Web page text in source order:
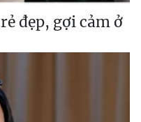
đẹp, gợi cảm ở